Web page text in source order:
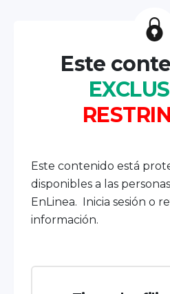
Este
Este contenido está
disponibles a las
EnLinea. Inicia sesión o
información.